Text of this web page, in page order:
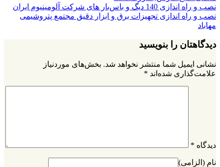
نصب و راه اندازی 140 دیگ و باس‌بار های شرکت آلومینیوم ایران
نصب و راه اندازی تجهیزات برق و ابزار دقیق مجتمع پتروشیمی
مهاباد
دیدگاهتان را بنویسید
نشانی ایمیل شما منتشر نخواهد شد. بخش‌های موردنیاز
علامت‌گذاری شده‌اند *
دیدگاه *
نام (الزامی)